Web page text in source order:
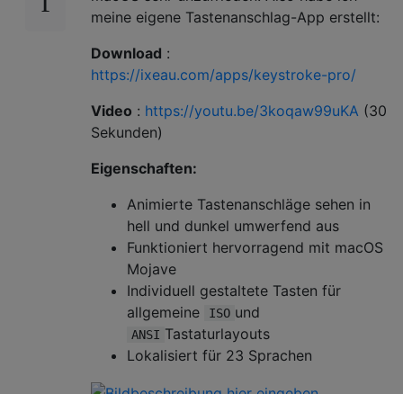
meine eigene Tastenanschlag-App erstellt:
Download :
https://ixeau.com/apps/keystroke-pro/
Video : https://youtu.be/3koqaw99uKA (30
Sekunden)
Eigenschaften:
Animierte Tastenanschläge sehen in
hell und dunkel umwerfend aus
Funktioniert hervorragend mit macOS
Mojave
Individuell gestaltete Tasten für
allgemeine
ISO und
ANSI Tastaturlayouts
Lokalisiert für 23 Sprachen